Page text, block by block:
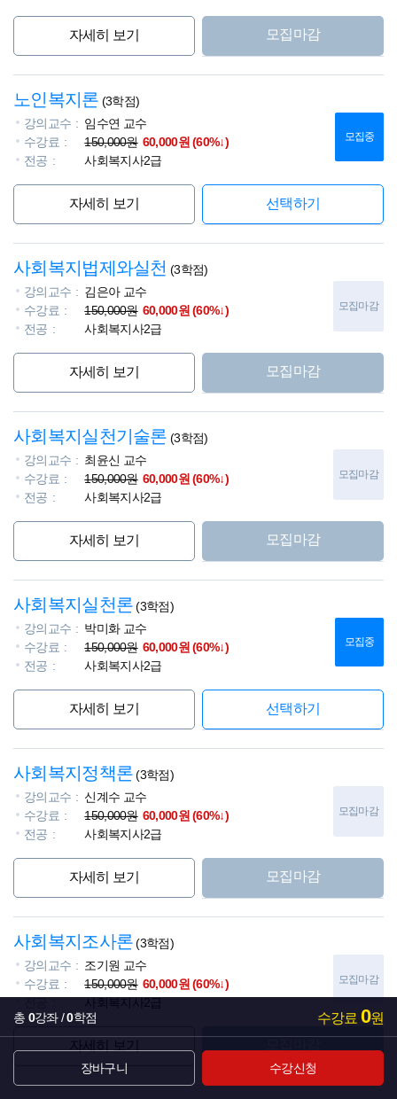
자세히 보기 모집마감
노인복지론 (3학점)
강의교수
임수연 교수
수강료
150,000원 60,000원 (60%↓)
전공
사회복지사2급
모집중
자세히 보기 선택하기
사회복지법제와실천 (3학점)
강의교수
김은아 교수
수강료
150,000원 60,000원 (60%↓)
전공
사회복지사2급
모집마감
자세히 보기 모집마감
사회복지실천기술론 (3학점)
강의교수
최윤신 교수
수강료
150,000원 60,000원 (60%↓)
전공
사회복지사2급
모집마감
자세히 보기 모집마감
사회복지실천론(3학점)
강의교수
박미화 교수
수강료
150,000원 60,000원 (60%↓)
전공
사회복지사2급
모집중
자세히 보기 선택하기
사회복지정책론(3학점)
강의교수
신계수 교수
수강료
150,000원 60,000원 (60%↓)
전공
사회복지사2급
모집마감
자세히 보기 모집마감
사회복지조사론(3학점)
강의교수
조기원 교수
수강료
150,000원 60,000원 (60%↓)
사회복지사2급
모집마감
자세히 보기
총 0강좌 0학점 수강료 0원
장바구니 수강신청